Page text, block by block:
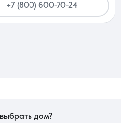
+7 (800) 600-70-24
дом?